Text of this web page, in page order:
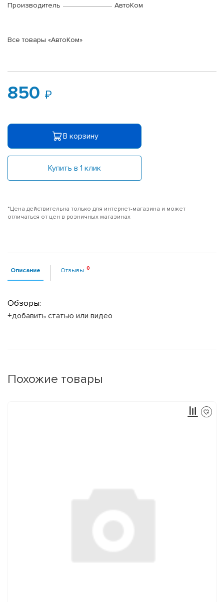
Производитель
АвтоКом
Все товары «АвтоКом»
850
В корзину
Купить в 1 клик
*Цена действительна только для интернет-магазина и может
отличаться от цен в розничных магазинах
Описание Отзывы
Обзоры:
+добавить статью или видео
Похожие товары